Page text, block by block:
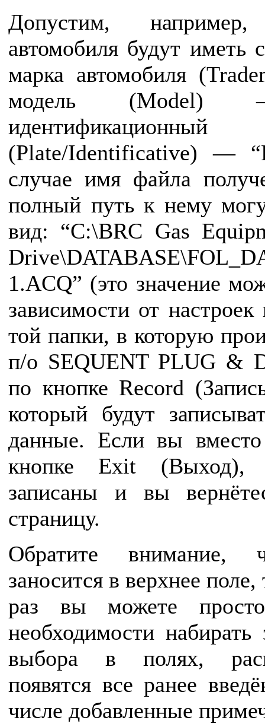
Допустим,
автомобиля будут иметь
марка автомобиля
модель
(Plate/Identificative) —
случае имя файла
полный путь к нему
вид: “C:\BRC Gas
1.ACQ” (это значение
зависимости от
той папки, в которую
п/о SEQUENT PLUG &
по кнопке Record
который будут
данные. Если вы
кнопке Exit (Выход),
записаны и вы
страницу.
Обратите внимание,
заносится в верхнее
раз вы можете
необходимости
выбора в полях,
появятся все ранее
числе добавленные